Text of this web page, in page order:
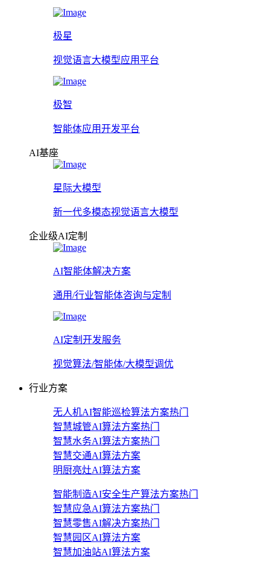
极星
视觉语言大模型应用平台
极智
智能体应用开发平台
AI基座
星际大模型
新一代多模态视觉语言大模型
企业级AI定制
AI智能体解决方案
通用/行业智能体咨询与定制
AI定制开发服务
视觉算法/智能体/大模型调优
行业方案
无人机AI智能巡检算法方案热门
智慧城管AI算法方案热门
智慧水务AI算法方案热门
智慧交通AI算法方案
明厨亮灶AI算法方案
智能制造AI安全生产算法方案热门
智慧应急AI算法方案热门
智慧零售AI解决方案热门
智慧园区AI算法方案
智慧加油站AI算法方案